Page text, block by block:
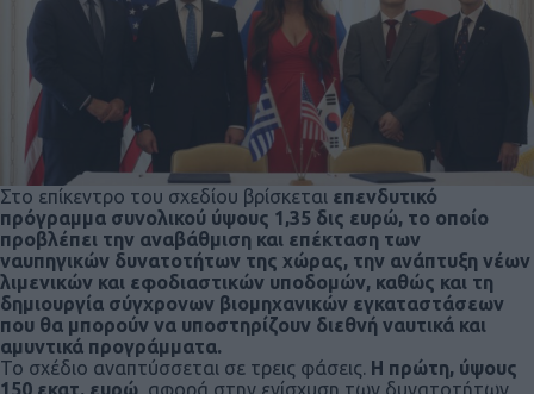
Στο επίκεντρο του σχεδίου βρίσκεται επενδυτικό
πρόγραμμα συνολικού ύψους 1,35 δις ευρώ, το οποίο
προβλέπει την αναβάθμιση και επέκταση των
ναυπηγικών δυνατοτήτων της χώρας, την ανάπτυξη νέων
λιμενικών και εφοδιαστικών υποδομών, καθώς και τη
δημιουργία σύγχρονων βιομηχανικών εγκαταστάσεων
που θα μπορούν να υποστηρίζουν διεθνή ναυτικά και
αμυντικά προγράμματα.
Το σχέδιο αναπτύσσεται σε τρεις φάσεις. Η πρώτη, ύψους
150 εκατ. ευρώ, αφορά στην ενίσχυση των δυνατοτήτων